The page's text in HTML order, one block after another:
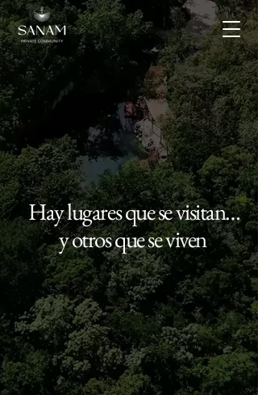
Hay lugares que se visitan…
y otros que se viven